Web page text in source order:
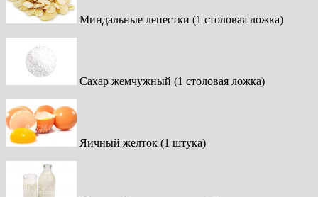
Миндальные лепестки (1 столовая ложка)
Сахар жемчужный (1 столовая ложка)
Яичный желток (1 штука)